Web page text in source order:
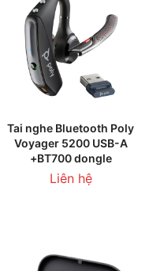
Tai nghe Bluetooth Poly
Voyager 5200 USB-A
+BT700 dongle
Liên hệ